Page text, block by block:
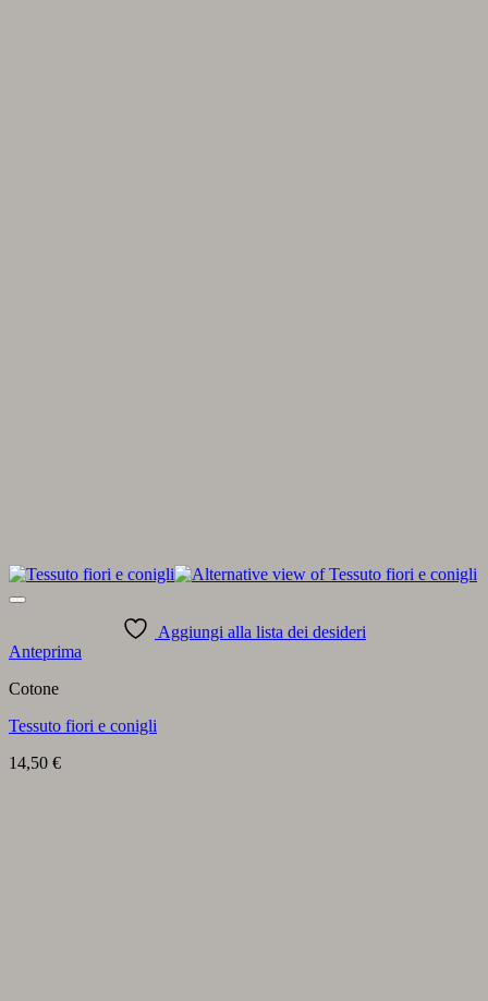
Aggiungi alla lista dei desideri
Anteprima
Cotone
Tessuto fiori e conigli
14,50 €